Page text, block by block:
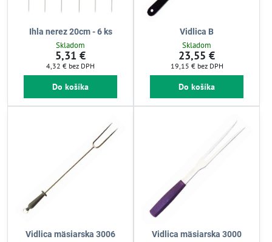
Ihla nerez 20cm - 6 ks
Skladom
5,31 €
4,32 € bez DPH
Do košíka
Vidlica B
Skladom
23,55 €
19,15 € bez DPH
Do košíka
Vidlica mäsiarska 3006 Vidlica mäsiarska 3000